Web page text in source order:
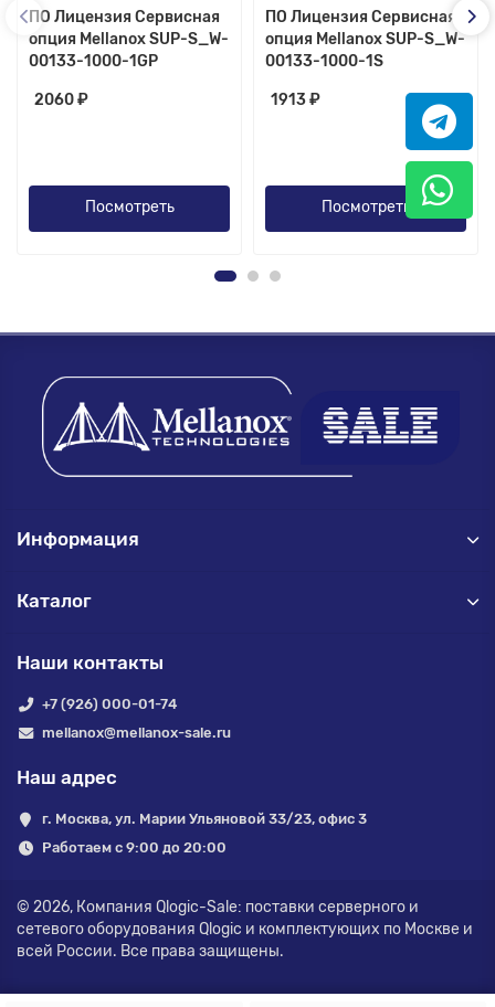
ПО Лицензия Сервисная
опция Mellanox SUP-S_W-
00133-1000-1GP
2060 ₽
Посмотреть
ПО Лицензия Сервисная
опция Mellanox SUP-S_W-
00133-1000-1S
1913 ₽
Посмотреть
Информация
Каталог
Наши контакты
+7 (926) 000-01-74
mellanox@mellanox-sale.ru
Наш адрес
г. Москва, ул. Марии Ульяновой 33/23, офис 3
Работаем с 9:00 до 20:00
© 2026, Компания Qlogic-Sale: поставки серверного и
сетевого оборудования Qlogic и комплектующих по Москве и
всей России. Все права защищены.